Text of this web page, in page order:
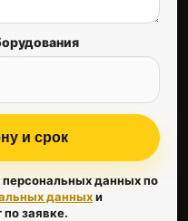
и срок
персональных данных по
данныхи
по заявке.